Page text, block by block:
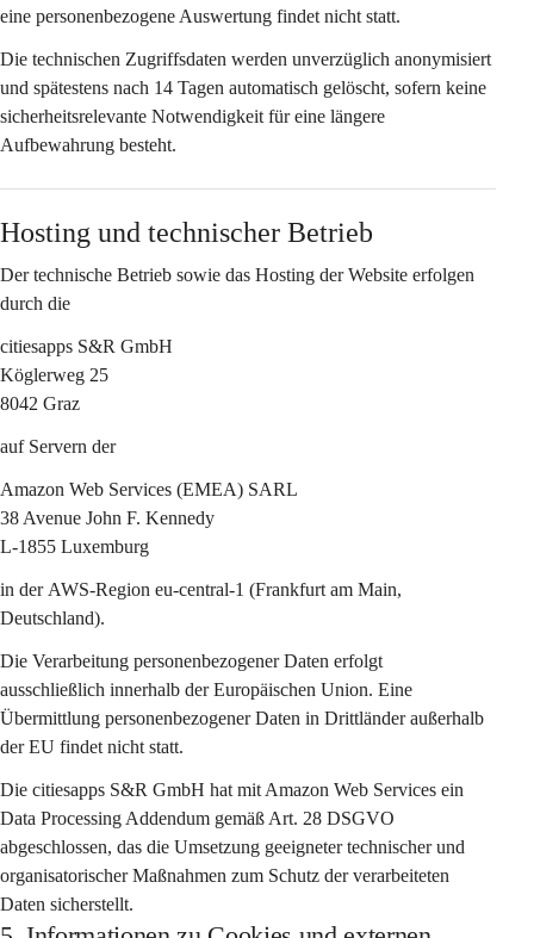
eine personenbezogene Auswertung findet nicht statt.
Die technischen Zugriffsdaten werden unverzüglich anonymisiert
und spätestens nach 14 Tagen automatisch gelöscht, sofern keine
sicherheitsrelevante Notwendigkeit für eine längere
Aufbewahrung besteht.
Hosting und technischer Betrieb
Der technische Betrieb sowie das Hosting der Website erfolgen
durch die
citiesapps S&R GmbH
Köglerweg 25
8042 Graz
auf Servern der
Amazon Web Services (EMEA) SARL
38 Avenue John F. Kennedy
L-1855 Luxemburg
in der AWS-Region eu-central-1 (Frankfurt am Main,
Deutschland).
Die Verarbeitung personenbezogener Daten erfolgt
ausschließlich innerhalb der Europäischen Union. Eine
Übermittlung personenbezogener Daten in Drittländer außerhalb
der EU findet nicht statt.
Die citiesapps S&R GmbH hat mit Amazon Web Services ein
Data Processing Addendum gemäß Art. 28 DSGVO
abgeschlossen, das die Umsetzung geeigneter technischer und
organisatorischer Maßnahmen zum Schutz der verarbeiteten
Daten sicherstellt.